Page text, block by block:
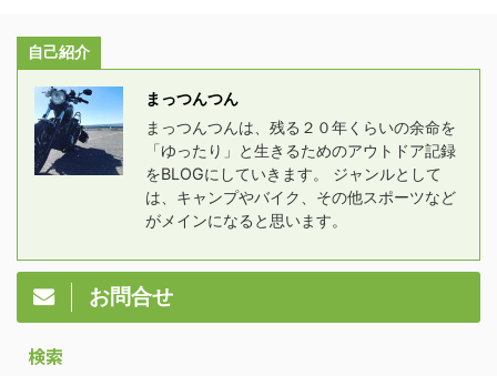
自己紹介
まっつんつん
まっつんつんは、残る２０年くらいの余命を
「ゆったり」と生きるためのアウトドア記録
をBLOGにしていきます。 ジャンルとして
は、キャンプやバイク、その他スポーツなど
がメインになると思います。
お問合せ
検索